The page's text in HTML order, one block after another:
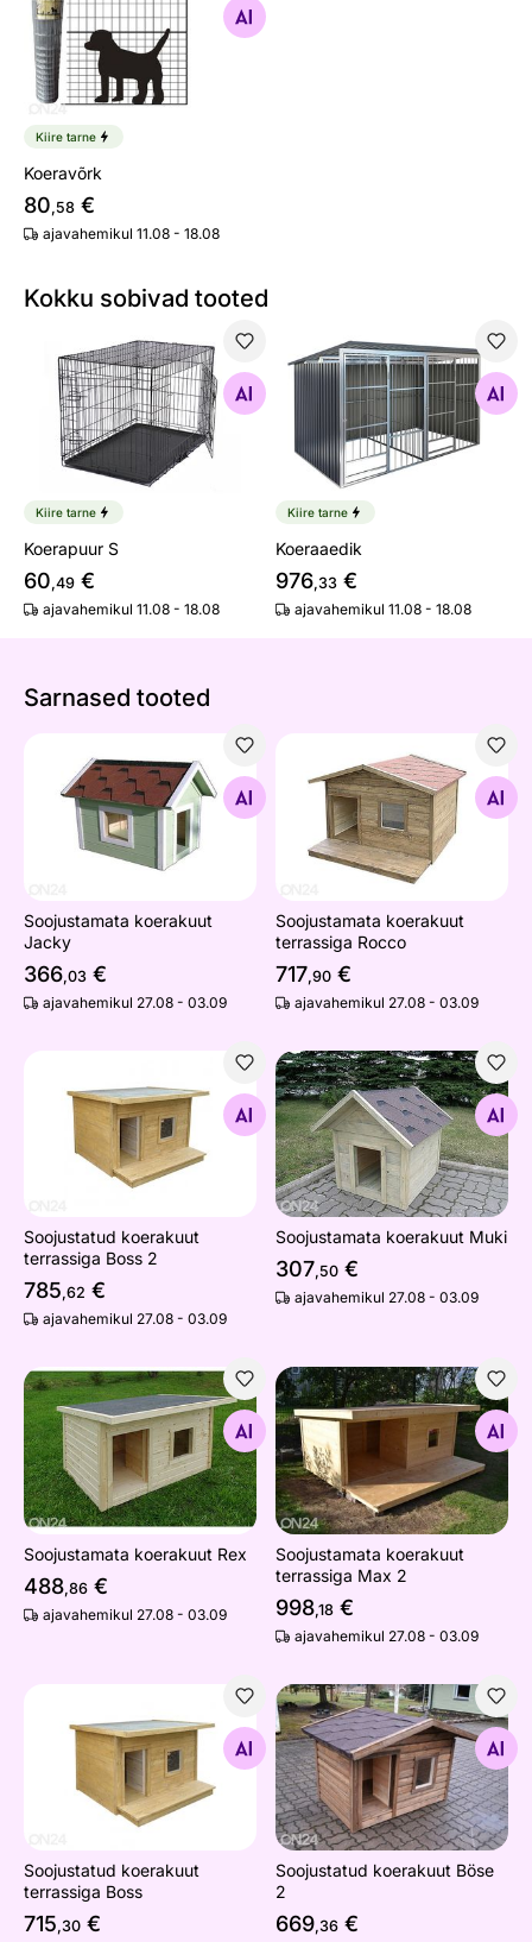
Otsi sarnaseid
Kiire tarne
Koeravõrk
80,58 €
ajavahemikul 11.08 - 18.08
Kokku sobivad tooted
Koerapuur S
Otsi sarnaseid
Kiire tarne
Koerapuur S
60,49 €
ajavahemikul 11.08 - 18.08
Koeraaedik
Otsi sarnaseid
Kiire tarne
Koeraaedik
976,33 €
ajavahemikul 11.08 - 18.08
Sarnased tooted
Soojustamata koerakuut Jacky
Otsi sarnaseid
Soojustamata koerakuut
Jacky
366,03 €
ajavahemikul 27.08 - 03.09
Soojustamata koerakuut
Otsi sarnaseid
Soojustamata koerakuut
terrassiga Rocco
717,90 €
ajavahemikul 27.08 - 03.09
Soojustatud koerakuut terrassiga Boss 2
Otsi sarnaseid
Soojustatud koerakuut
terrassiga Boss 2
785,62 €
ajavahemikul 27.08 - 03.09
Soojustamata koerakuut
Otsi sarnaseid
Soojustamata koerakuut Muki
307,50 €
ajavahemikul 27.08 - 03.09
Soojustamata koerakuut Rex
Otsi sarnaseid
Soojustamata koerakuut Rex
488,86 €
ajavahemikul 27.08 - 03.09
Soojustamata koerakuut
Otsi sarnaseid
Soojustamata koerakuut
terrassiga Max 2
998,18 €
ajavahemikul 27.08 - 03.09
Soojustatud koerakuut terrassiga Boss
Otsi sarnaseid
Soojustatud koerakuut
terrassiga Boss
715,30 €
Soojustatud koerakuut Böse
Otsi sarnaseid
Soojustatud koerakuut Böse
2
669,36 €